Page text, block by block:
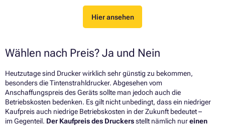
Hier ansehen
Wählen nach Preis? Ja und Nein
Heutzutage sind Drucker wirklich sehr günstig zu bekommen,
besonders dieTintenstrahldrucker. Abgesehen vom
Anschaffungspreis des Geräts sollte man jedoch auch die
Betriebskosten bedenken. Es gilt nicht unbedingt, dass ein niedriger
Kaufpreis auch niedrige Betriebskosten in der Zukunft bedeutet –
im Gegenteil. Der Kaufpreis des Druckersstellt nämlich nureinen